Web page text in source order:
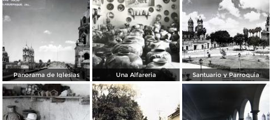
Panorama de Iglesias Una Alfareria Santuario y Parroquia